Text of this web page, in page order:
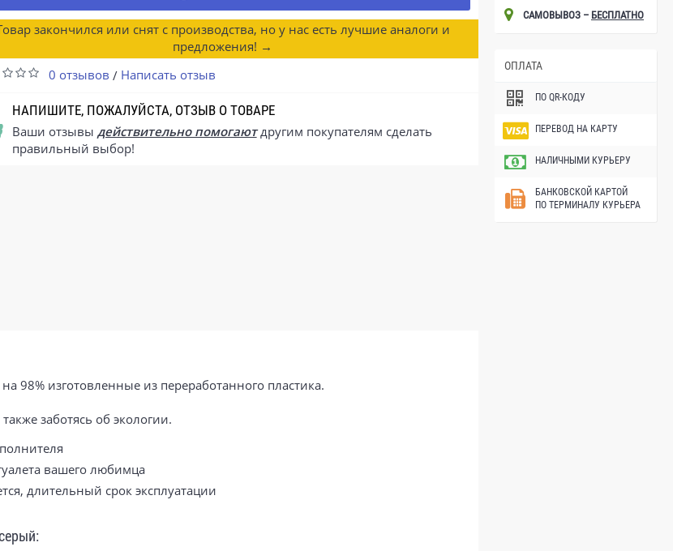
САМОВЫВОЗ – БЕСПЛАТНО
ОПЛАТА
ПО QR-КОДУ
ПЕРЕВОД НА КАРТУ
НАЛИЧНЫМИ КУРЬЕРУ
БАНКОВСКОЙ КАРТОЙ
ПО ТЕРМИНАЛУ КУРЬЕРА
закончился или снят с производства, но у нас есть лучшие аналоги и
предложения! →
0 отзывов / Написать отзыв
НАПИШИТЕ, ПОЖАЛУЙСТА, ОТЗЫВ О ТОВАРЕ
Ваши отзывы действительно помогаютдругим покупателям сделать
правильный выбор!
98% изготовленные из переработанного пластика.
заботясь об экологии.
вашего любимца
длительный срок эксплуатации